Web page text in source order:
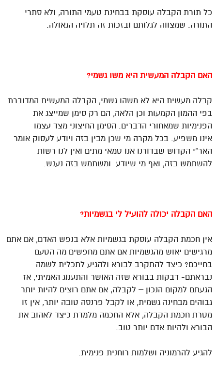
כל תורת הקבלה עוסקת בבחינת טעמי התורה, ולא סתרי
התורה. שמצווה לגלותם ובזכות זה תלויה הגאולה.
האם הקבלה המעשית היא משו גשמי?
קבלה מעשית היא לא משהו גשמי, הקבלה המעשית המדוברת
בפי ההמון הקמעות וכן הלאה, הם רק סימן שמייצג את
הפנימיות שמאחורי הדברים. הסימן החיצוני מצד עצמו
אינו משפיע. בכל מקרה מי שכן מבין בזה ויודע לעסוק אומר
האר”י הקדוש שבדורנו אנו טמאי מתים ואין לנו רשות
להשתמש בזה, ואף מי שיודע ומשתמש בזה נענש.
האם הקבלה יכולה להועיל לי בגשמיות?
אין חכמת הקבלה עוסקת בגשמיות אלא בנפש האדם, אם אתם
מרגישים יאוש מהגשמיות אם אתם מחפשים מה הטעם
בחייכם? כיצד להתקרב לבורא ולהגיע לתכלית לשמה
נבראתם- דבקות בבורא שזה האושר והתענוג האמיתי, אז
הגעתם למקום הנכון – לקבלה, אם אתם רוצים להיות יותר
גבוהים מבחינה גשמית, או לקבל פרנסה טובה יותר, אין זו
מטרת חכמת הקבלה, אלא החכמה מלמדת כיצד לאהוב את
הבורא ולהיות אדם יותר טוב.
להגיע להרמוניה ושלמות רוחנית פנימית.